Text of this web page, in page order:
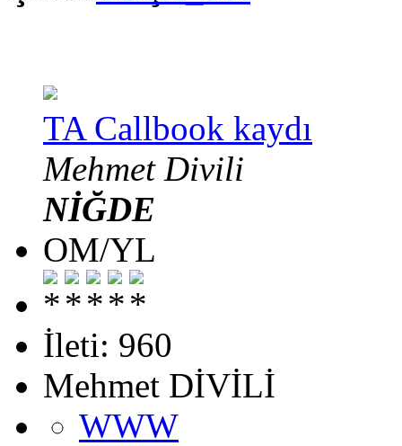
TA Callbook kaydı
Mehmet Divili
NİĞDE
OM/YL
İleti: 960
Mehmet DİVİLİ
WWW